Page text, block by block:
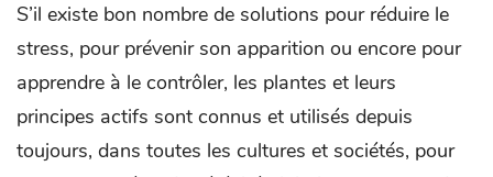
S’il existe bon nombre de solutions pour réduire le
stress, pour prévenir son apparition ou encore pour
apprendre à le contrôler, les plantes et leurs
principes actifs sont connus et utilisés depuis
toujours, dans toutes les cultures et sociétés, pour